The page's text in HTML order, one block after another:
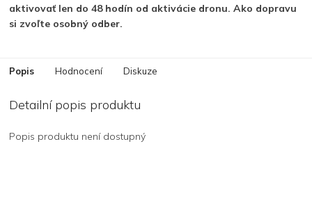
aktivovať len do 48 hodín od aktivácie dronu. Ako dopravu
si zvoľte osobný odber.
Popis Hodnocení Diskuze
Detailní popis produktu
Popis produktu není dostupný